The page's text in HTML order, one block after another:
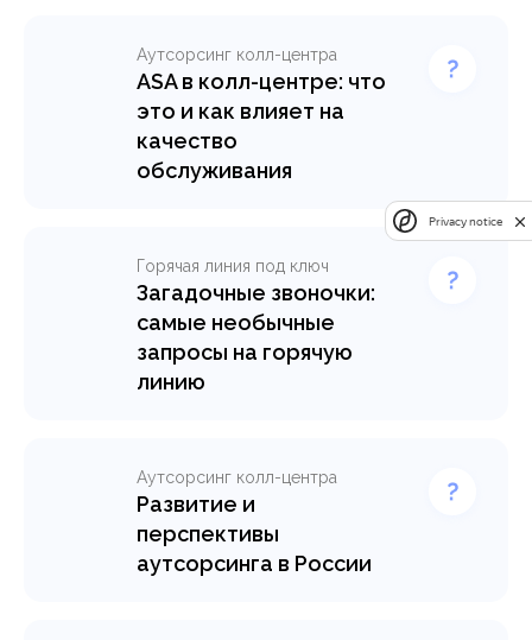
Аутсорсинг колл-центра
ASA в колл-центре: что
это и как влияет на
качество
обслуживания
Горячая линия под ключ
Загадочные звоночки:
самые необычные
запросы на горячую
линию
Аутсорсинг колл-центра
Развитие и
перспективы
аутсорсинга в России
Privacy notice